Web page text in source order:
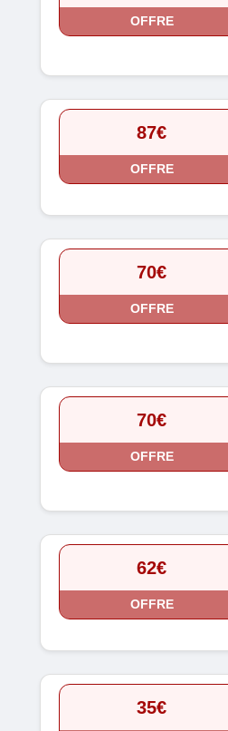
OFFRE
87€
OFFRE
70€
OFFRE
70€
OFFRE
62€
OFFRE
35€